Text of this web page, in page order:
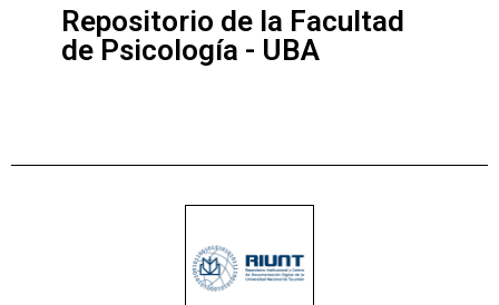
Repositorio de la Facultad
de Psicología - UBA